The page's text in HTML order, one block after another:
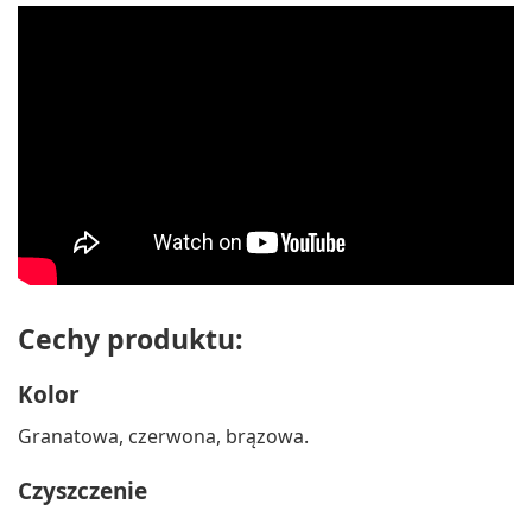
Cechy produktu:
Kolor
Granatowa, czerwona, brązowa.
Czyszczenie